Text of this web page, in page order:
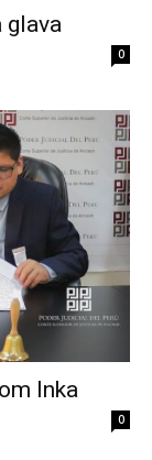
glava
0
Inka
0